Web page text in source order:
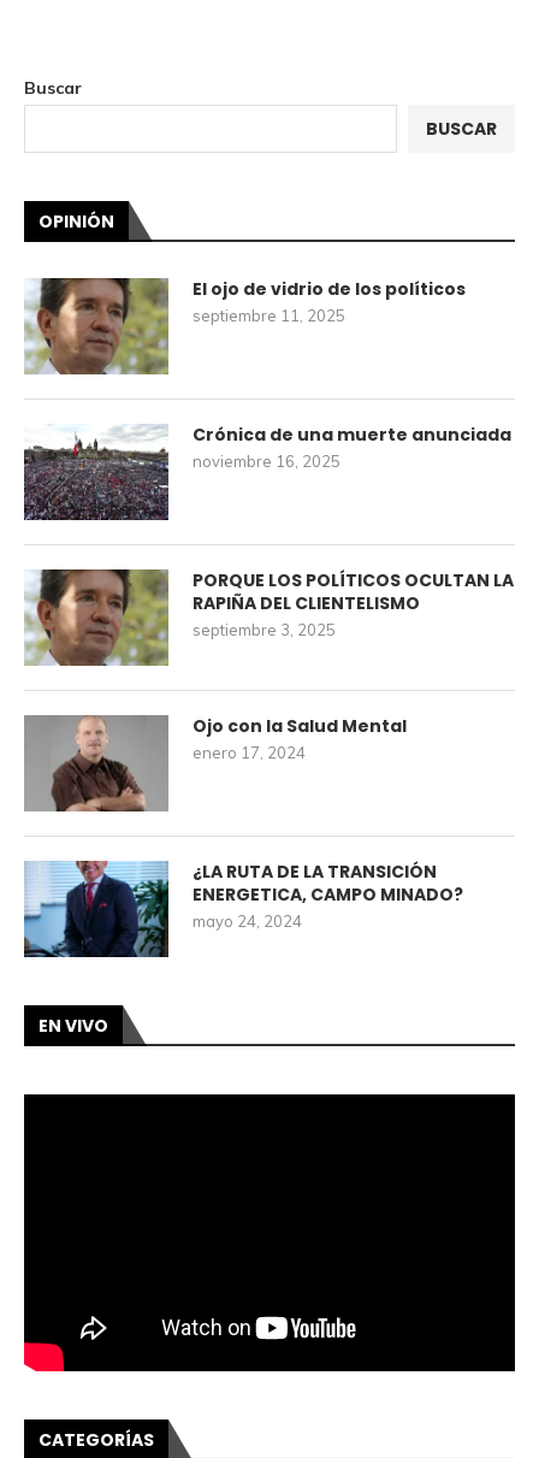
Buscar
BUSCAR
OPINIÓN
El ojo de vidrio de los políticos
septiembre 11, 2025
Crónica de una muerte anunciada
noviembre 16, 2025
PORQUE LOS POLÍTICOS OCULTAN LA
RAPIÑA DEL CLIENTELISMO
septiembre 3, 2025
Ojo con la Salud Mental
enero 17, 2024
¿LA RUTA DE LA TRANSICIÓN
ENERGETICA, CAMPO MINADO?
mayo 24, 2024
EN VIVO
CATEGORÍAS